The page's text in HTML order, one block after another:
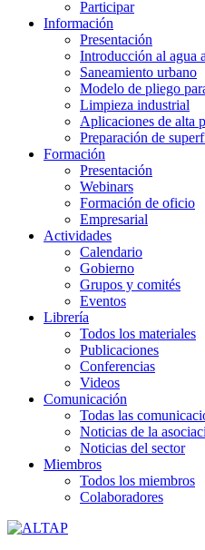
Participar
Información
Presentación
Introducción al agua
Saneamiento urbano
Modelo de pliego
Limpieza industrial
Aplicaciones de alta
Preparación de
Formación
Presentación
Webinars
Formación de oficio
Empresarial
Actividades
Calendario
Gobierno
Grupos y comités
Eventos
Librería
Todos los materiales
Publicaciones
Conferencias
Videos
Comunicación
Todas las
Noticias de la
Noticias del sector
Miembros
Todos los miembros
Colaboradores